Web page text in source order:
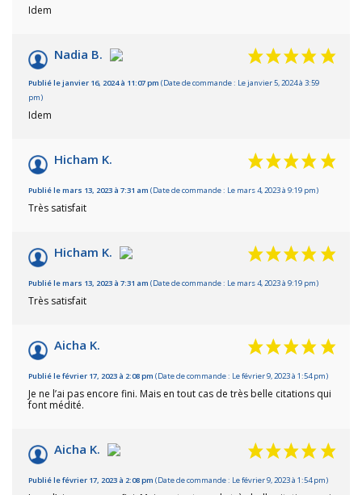
Idem
Nadia B.
Publié le janvier 16, 2024 à 11:07 pm (Date de commande : Le janvier 5, 2024 à 3:59
pm)
Idem
Hicham K.
Publié le mars 13, 2023 à 7:31 am (Date de commande : Le mars 4, 2023 à 9:19 pm)
Très satisfait
Hicham K.
Publié le mars 13, 2023 à 7:31 am (Date de commande : Le mars 4, 2023 à 9:19 pm)
Très satisfait
Aicha K.
Publié le février 17, 2023 à 2:08 pm (Date de commande : Le février 9, 2023 à 1:54 pm)
Je ne l’ai pas encore fini. Mais en tout cas de très belle citations qui
font médité.
Aicha K.
Publié le février 17, 2023 à 2:08 pm (Date de commande : Le février 9, 2023 à 1:54 pm)